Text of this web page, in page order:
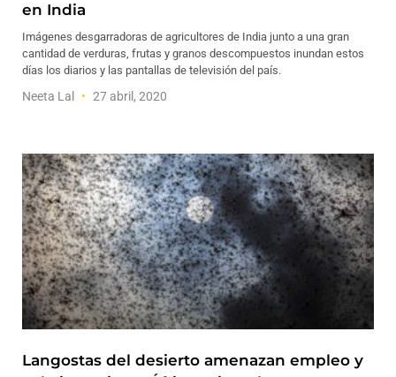
en India
Imágenes desgarradoras de agricultores de India junto a una gran
cantidad de verduras, frutas y granos descompuestos inundan estos
días los diarios y las pantallas de televisión del país.
Neeta Lal 27 abril, 2020
Langostas del desierto amenazan empleo y